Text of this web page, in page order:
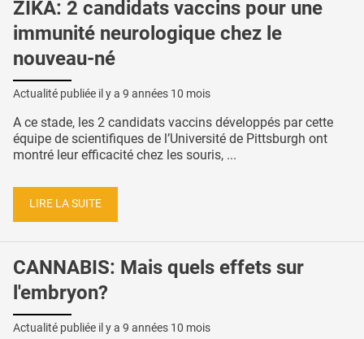
ZIKA: 2 candidats vaccins pour une
immunité neurologique chez le
nouveau-né
Actualité publiée il y a 9 années 10 mois
A ce stade, les 2 candidats vaccins développés par cette
équipe de scientifiques de l’Université de Pittsburgh ont
montré leur efficacité chez les souris, ...
LIRE LA SUITE
CANNABIS: Mais quels effets sur
l'embryon?
Actualité publiée il y a 9 années 10 mois